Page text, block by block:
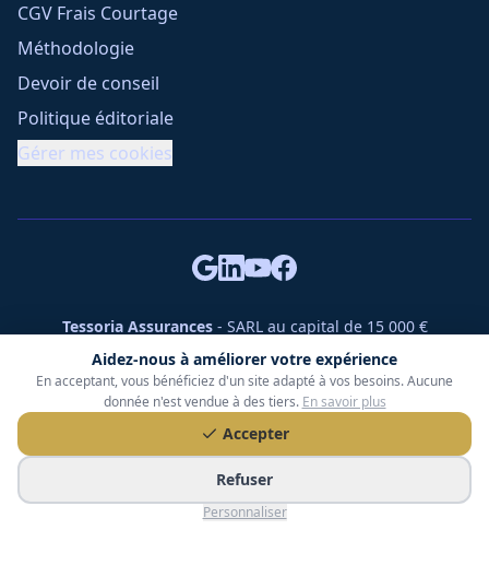
Aidez-nous à améliorer votre expérience
En acceptant, vous bénéficiez d'un site adapté à vos besoins. Aucune
donnée n'est vendue à des tiers. En savoir plus
Accepter
Refuser
Personnaliser
CGV Frais Courtage
Méthodologie
Devoir de conseil
Politique éditoriale
Gérer mes cookies
Tessoria Assurances- SARL au capital de 15 000 €
ORIAS n° 25007309 - RCS 990 206 179 - Membre du réseau
360 Courtage
RC Pro : Klarity - Contrat n° CCOUK000785
49 chemin des Gardettes Sine, 06570 Saint-Paul-de-Vence
© Tessoria Assurances. Tous droits réservés.